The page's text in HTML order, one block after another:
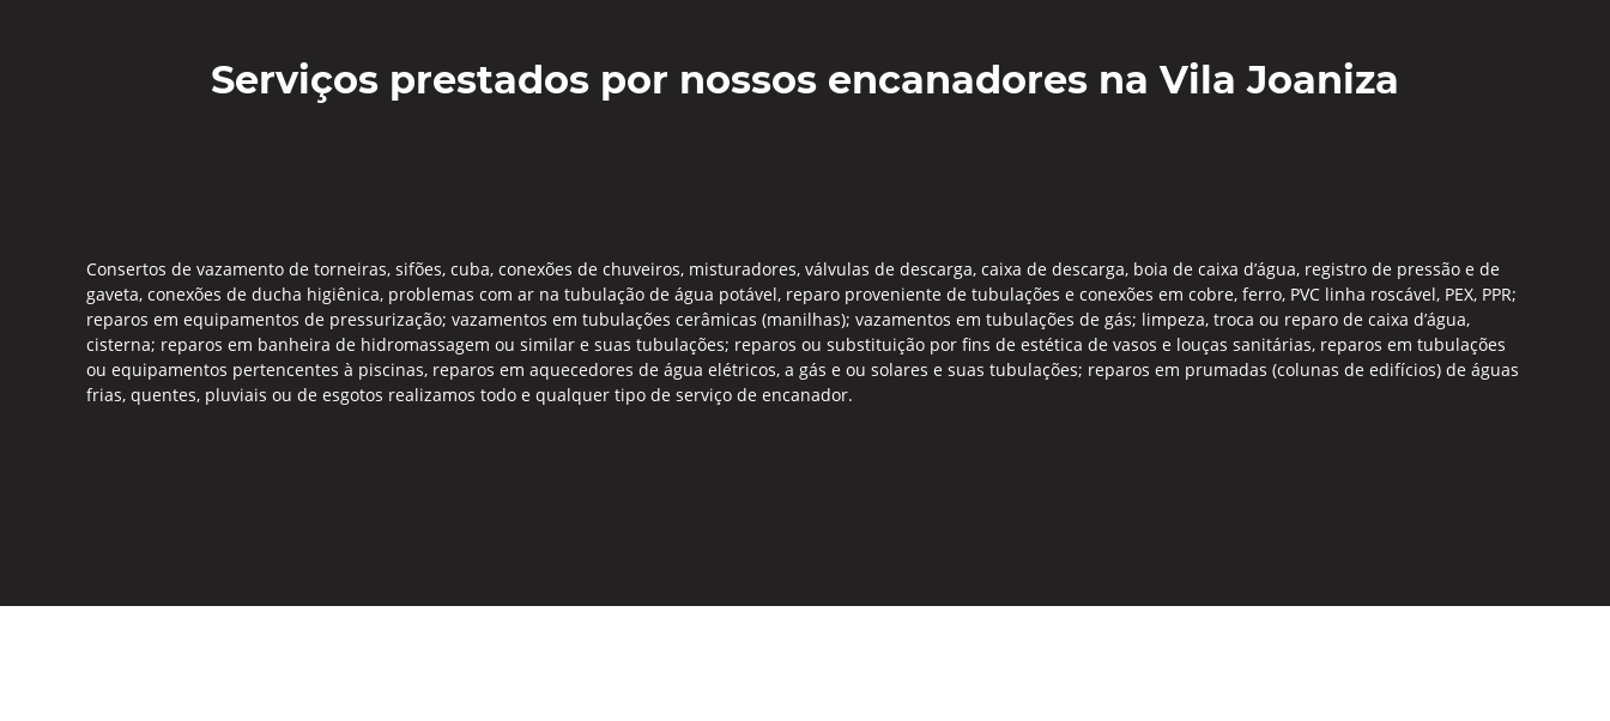
Serviços prestados por nossos encanadores na Vila Joaniza
Consertos de vazamento de torneiras, sifões, cuba, conexões de chuveiros, misturadores, válvulas de descarga, caixa de descarga, boia de caixa d’água, registro de pressão e de
gaveta, conexões de ducha higiênica, problemas com ar na tubulação de água potável, reparo proveniente de tubulações e conexões em cobre, ferro, PVC linha roscável, PEX, PPR;
reparos em equipamentos de pressurização; vazamentos em tubulações cerâmicas (manilhas); vazamentos em tubulações de gás; limpeza, troca ou reparo de caixa d’água,
cisterna; reparos em banheira de hidromassagem ou similar e suas tubulações; reparos ou substituição por fins de estética de vasos e louças sanitárias, reparos em tubulações
ou equipamentos pertencentes à piscinas, reparos em aquecedores de água elétricos, a gás e ou solares e suas tubulações; reparos em prumadas (colunas de edifícios) de águas
frias, quentes, pluviais ou de esgotos realizamos todo e qualquer tipo de serviço de encanador.